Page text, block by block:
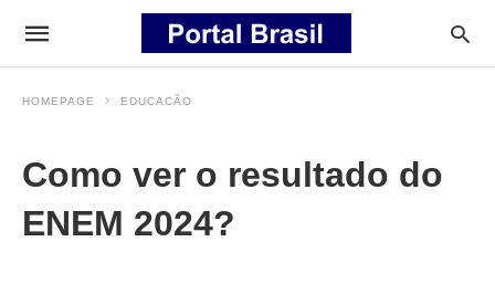
HOMEPAGE EDUCACÃO
Como ver o resultado do
ENEM 2024?